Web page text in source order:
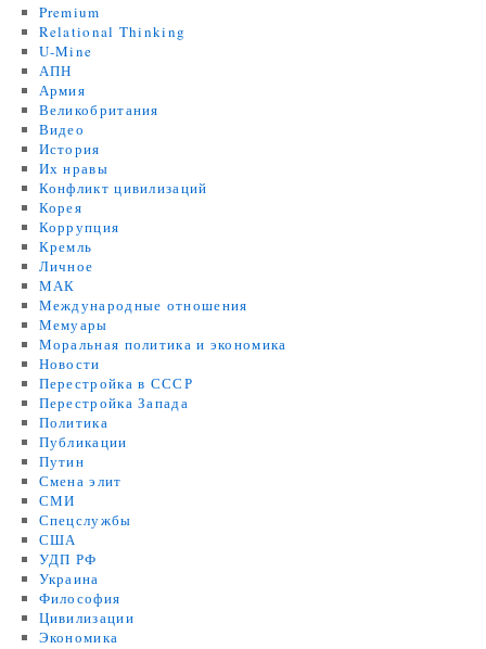
Premium
Relational Thinking
U-Mine
АПН
Армия
Великобритания
Видео
История
Их нравы
Конфликт цивилизаций
Корея
Коррупция
Кремль
Личное
МАК
Международные отношения
Мемуары
Моральная политика и экономика
Новости
Перестройка в СССР
Перестройка Запада
Политика
Публикации
Путин
Смена элит
СМИ
Спецслужбы
США
УДП РФ
Украина
Философия
Цивилизации
Экономика